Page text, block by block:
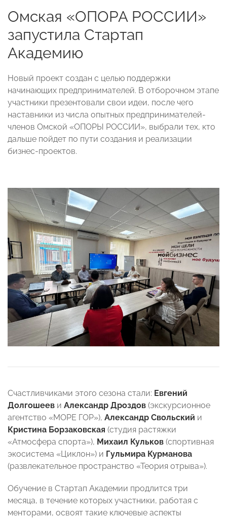
Омская «ОПОРА РОССИИ»
запустила Стартап
Академию
Новый проект создан с целью поддержки
начинающих предпринимателей. В отборочном этапе
участники презентовали свои идеи, после чего
наставники из числа опытных предпринимателей-
членов Омской «ОПОРЫ РОССИИ», выбрали тех, кто
дальше пойдет по пути создания и реализации
бизнес-проектов.
Счастливчиками этого сезона стали: Евгений
Долгошеев и Александр Дроздов (экскурсионное
агентство «МОРЕ ГОР»), Александр Свольский и
Кристина Борзаковская (студия растяжки
«Атмосфера спорта»), Михаил Кульков (спортивная
экосистема «Циклон») и Гульмира Курманова
(развлекательное пространство «Теория отрыва»).
Обучение в Стартап Академии продлится три
месяца, в течение которых участники, работая с
менторами, освоят такие ключевые аспекты